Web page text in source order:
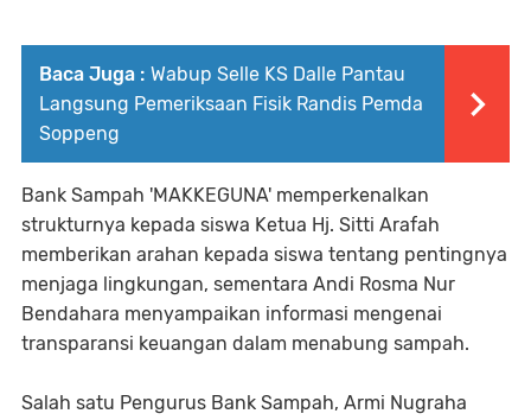
Baca Juga : Wabup Selle KS Dalle Pantau
Langsung Pemeriksaan Fisik Randis Pemda
Soppeng
Bank Sampah 'MAKKEGUNA' memperkenalkan
strukturnya kepada siswa Ketua Hj. Sitti Arafah
memberikan arahan kepada siswa tentang pentingnya
menjaga lingkungan, sementara Andi Rosma Nur
Bendahara menyampaikan informasi mengenai
transparansi keuangan dalam menabung sampah.
Salah satu Pengurus Bank Sampah, Armi Nugraha